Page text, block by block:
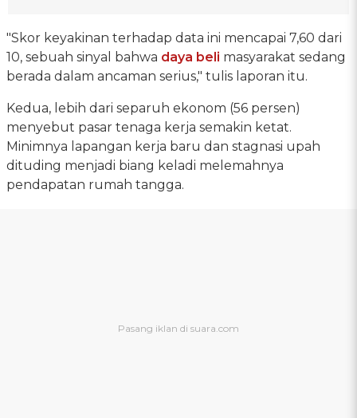
"Skor keyakinan terhadap data ini mencapai 7,60 dari
10, sebuah sinyal bahwa daya beli masyarakat sedang
berada dalam ancaman serius," tulis laporan itu.
Kedua, lebih dari separuh ekonom (56 persen)
menyebut pasar tenaga kerja semakin ketat.
Minimnya lapangan kerja baru dan stagnasi upah
dituding menjadi biang keladi melemahnya
pendapatan rumah tangga.